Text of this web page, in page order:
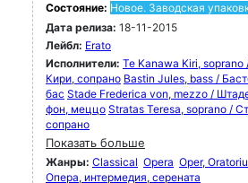
Состояние: Новое. Заводская
Дата релиза: 18-11-2015
Лейбл: Erato
Исполнители: Te Kanawa Kiri, soprano
Кири, сопрано Bastin Jules, bass /
бас Stade Frederica von, mezzo /
фон, меццо Stratas Teresa, soprano /
сопрано
Показать больше
Жанры: Classical Opera Oper,
Опера, интермедия, серената